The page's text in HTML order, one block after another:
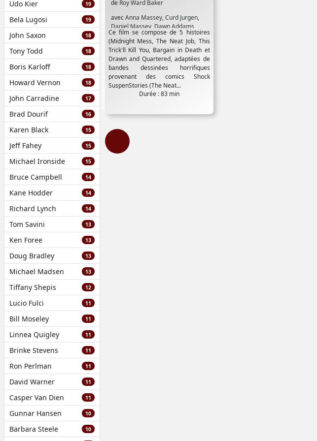
Udo Kier 19
Bela Lugosi 19
John Saxon 18
Tony Todd 18
Boris Karloff 18
Howard Vernon 18
John Carradine 17
Brad Dourif 16
Karen Black 15
Jeff Fahey 15
Michael Ironside 15
Bruce Campbell 14
Kane Hodder 14
Richard Lynch 14
Tom Savini 13
Ken Foree 13
Doug Bradley 13
Michael Madsen 13
Tiffany Shepis 12
Lucio Fulci 11
Bill Moseley 11
Linnea Quigley 11
Brinke Stevens 11
Ron Perlman 11
David Warner 11
Casper Van Dien 11
Gunnar Hansen 10
Barbara Steele 10
de Roy Ward Baker
avecAnna Massey,Curd Jurgen,
Daniel Massey, Dawn Addams
Denholm Elliott,Edward Judd,Glynis
Johns,Michael Craig, Robin Nedwell,
Terry Thomas, Tom Baker
Ce film se compose de 5 histoires
(Midnight Mess, The Neat Job, This
Trick'll Kill You, Bargain in Death et
Drawn and Quartered, adaptées de
bandes dessinées horrifiques
provenant des comics Shock
SuspenStories (The Neat...
Durée : 83 min